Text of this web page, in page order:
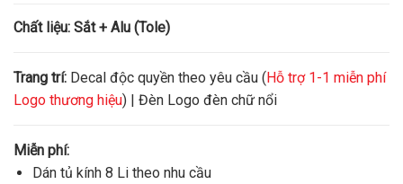
Chất liệu: Sắt + Alu (Tole)
Trang trí: Decal độc quyền theo yêu cầu (Hỗ trợ 1-1 miễn phí
Logo thương hiệu) | Đèn Logo đèn chữ nổi
Miễn phí:
Dán tủ kính 8 Li theo nhu cầu